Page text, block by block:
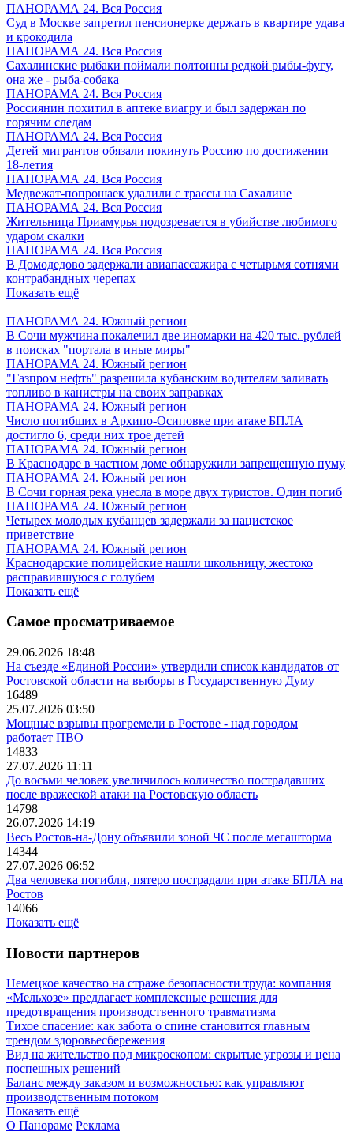
ПАНОРАМА 24. Вся Россия
Суд в Москве запретил пенсионерке держать в квартире удава
и крокодила
ПАНОРАМА 24. Вся Россия
Сахалинские рыбаки поймали полтонны редкой рыбы-фугу,
она же - рыба-собака
ПАНОРАМА 24. Вся Россия
Россиянин похитил в аптеке виагру и был задержан по
горячим следам
ПАНОРАМА 24. Вся Россия
Детей мигрантов обязали покинуть Россию по достижении
18-летия
ПАНОРАМА 24. Вся Россия
Медвежат-попрошаек удалили с трассы на Сахалине
ПАНОРАМА 24. Вся Россия
Жительница Приамурья подозревается в убийстве любимого
ударом скалки
ПАНОРАМА 24. Вся Россия
В Домодедово задержали авиапассажира с четырьмя сотнями
контрабандных черепах
Показать ещё
ПАНОРАМА 24. Южный регион
В Сочи мужчина покалечил две иномарки на 420 тыс. рублей
в поисках "портала в иные миры"
ПАНОРАМА 24. Южный регион
"Газпром нефть" разрешила кубанским водителям заливать
топливо в канистры на своих заправках
ПАНОРАМА 24. Южный регион
Число погибших в Архипо-Осиповке при атаке БПЛА
достигло 6, среди них трое детей
ПАНОРАМА 24. Южный регион
В Краснодаре в частном доме обнаружили запрещенную пуму
ПАНОРАМА 24. Южный регион
В Сочи горная река унесла в море двух туристов. Один погиб
ПАНОРАМА 24. Южный регион
Четырех молодых кубанцев задержали за нацистское
приветствие
ПАНОРАМА 24. Южный регион
Краснодарские полицейские нашли школьницу, жестоко
расправившуюся с голубем
Показать ещё
Самое просматриваемое
29.06.2026 18:48
На съезде «Единой России» утвердили список кандидатов от
Ростовской области на выборы в Государственную Думу
16489
25.07.2026 03:50
Мощные взрывы прогремели в Ростове - над городом
работает ПВО
14833
27.07.2026 11:11
До восьми человек увеличилось количество пострадавших
после вражеской атаки на Ростовскую область
14798
26.07.2026 14:19
Весь Ростов-на-Дону объявили зоной ЧС после мегашторма
14344
27.07.2026 06:52
Два человека погибли, пятеро пострадали при атаке БПЛА на
Ростов
14066
Показать ещё
Новости партнеров
Немецкое качество на страже безопасности труда: компания
«Мельхозе» предлагает комплексные решения для
предотвращения производственного травматизма
Тихое спасение: как забота о спине становится главным
трендом здоровьесбережения
Вид на жительство под микроскопом: скрытые угрозы и цена
поспешных решений
Баланс между заказом и возможностью: как управляют
производственным потоком
Показать ещё
О Панораме Реклама